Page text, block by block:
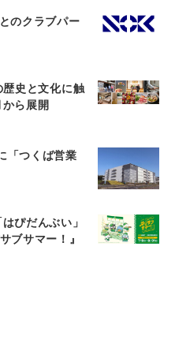
のクラブパー
史と文化に触
ら展開
「つくば営業
ぴだんぶい」
ブサマー！』